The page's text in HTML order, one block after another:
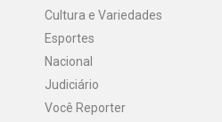
Cultura e Variedades
Esportes
Nacional
Judiciário
Você Reporter